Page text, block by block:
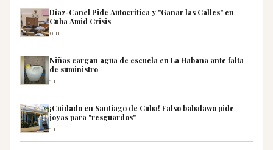
Díaz-Canel Pide Autocrítica y "Ganar las Calles" en
Cuba Amid Crisis
0H
Niñas cargan agua de escuela en La Habana ante falta
de suministro
1H
¡Cuidado en Santiago de Cuba! Falso babalawo pide
joyas para "resguardos"
1H